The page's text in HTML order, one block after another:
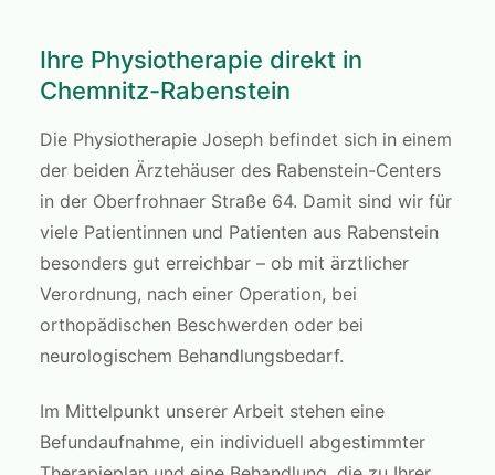
Ihre Physiotherapie direkt in
Chemnitz-Rabenstein
Die Physiotherapie Joseph befindet sich in einem
der beiden Ärztehäuser des Rabenstein-Centers
in der Oberfrohnaer Straße 64. Damit sind wir für
viele Patientinnen und Patienten aus Rabenstein
besonders gut erreichbar – ob mit ärztlicher
Verordnung, nach einer Operation, bei
orthopädischen Beschwerden oder bei
neurologischem Behandlungsbedarf.
Im Mittelpunkt unserer Arbeit stehen eine
Befundaufnahme, ein individuell abgestimmter